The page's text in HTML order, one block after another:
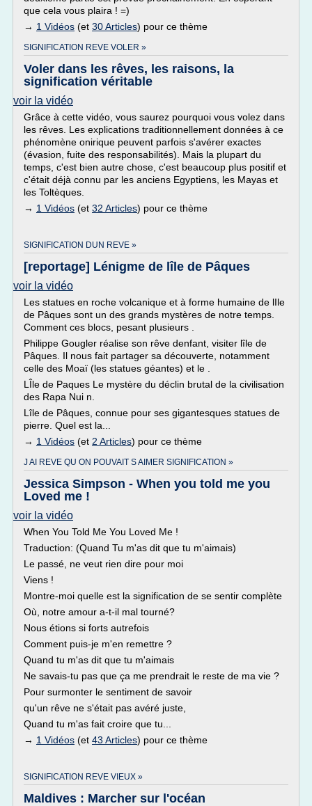
que cela vous plaira ! =)
→ 1 Vidéos (et 30 Articles) pour ce thème
SIGNIFICATION REVE VOLER »
Voler dans les rêves, les raisons, la
signification véritable
voir la vidéo
Grâce à cette vidéo, vous saurez pourquoi vous volez dans
les rêves. Les explications traditionnellement données à ce
phénomène onirique peuvent parfois s'avérer exactes
(évasion, fuite des responsabilités). Mais la plupart du
temps, c'est bien autre chose, c'est beaucoup plus positif et
c'était déjà connu par les anciens Egyptiens, les Mayas et
les Toltèques.
→ 1 Vidéos (et 32 Articles) pour ce thème
SIGNIFICATION DUN REVE »
[reportage] Lénigme de lîle de Pâques
voir la vidéo
Les statues en roche volcanique et à forme humaine de lIle
de Pâques sont un des grands mystères de notre temps.
Comment ces blocs, pesant plusieurs .
Philippe Gougler réalise son rêve denfant, visiter lîle de
Pâques. Il nous fait partager sa découverte, notamment
celle des Moaï (les statues géantes) et le .
LÎle de Paques Le mystère du déclin brutal de la civilisation
des Rapa Nui n.
Lîle de Pâques, connue pour ses gigantesques statues de
pierre. Quel est la...
→ 1 Vidéos (et 2 Articles) pour ce thème
J AI REVE QU ON POUVAIT S AIMER SIGNIFICATION »
Jessica Simpson - When you told me you
Loved me !
voir la vidéo
When You Told Me You Loved Me !
Traduction: (Quand Tu m'as dit que tu m'aimais)
Le passé, ne veut rien dire pour moi
Viens !
Montre-moi quelle est la signification de se sentir complète
Où, notre amour a-t-il mal tourné?
Nous étions si forts autrefois
Comment puis-je m'en remettre ?
Quand tu m'as dit que tu m'aimais
Ne savais-tu pas que ça me prendrait le reste de ma vie ?
Pour surmonter le sentiment de savoir
qu'un rêve ne s'était pas avéré juste,
Quand tu m'as fait croire que tu...
→ 1 Vidéos (et 43 Articles) pour ce thème
SIGNIFICATION REVE VIEUX »
Maldives : Marcher sur l'océan